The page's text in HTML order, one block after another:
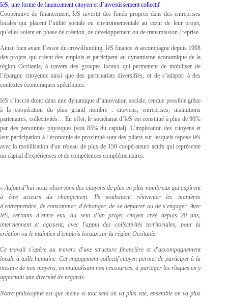
IéS, une forme de financement citoyen et d’investissement collectif
Coopérative de financement, IéS investit des fonds propres dans des entreprises
locales qui placent l’utilité sociale ou environnementale au cœur de leur projet,
qu’elles soient en phase de création, de développement ou de transmission / reprise.
Ainsi, bien avant l’essor du crowdfunding, IéS finance et accompagne depuis 1998
des projets qui créent des emplois et participent au dynamisme économique de la
région Occitanie, à travers des groupes locaux qui permettent de mobiliser de
l’épargne citoyenne ainsi que des partenariats diversifiés, et de s’adapter à des
contextes économiques spécifiques.
IéS s’inscrit donc dans une dynamique d’innovation sociale, rendue possible grâce
à la coopération du plus grand nombre : citoyens, entreprises, institutions
partenaires, collectivités… En effet, le sociétariat d’IéS est constitué à plus de 90%
par des personnes physiques (soit 85% du capital). L’implication des citoyens et
leur participation à l’économie de proximité sont des piliers sur lesquels repose IéS
avec la mobilisation d'un réseau de plus de 150 coopérateurs actifs qui représente
un capital d'expériences et de compétences complémentaires.
« Aujourd’hui nous observons des citoyens de plus en plus nombreux qui aspirent
à être acteurs du changement. Ils souhaitent réinventer les manières
d'entreprendre, de consommer, d'échanger, de se déplacer ou de s'engager. Avec
IéS, certains d’entre eux, au sein d’un projet citoyen créé depuis 20 ans,
interviennent et agissent, avec l'appui des collectivités territoriales, pour la
création ou le maintien d'emplois locaux sur la région Occitanie.
Ce travail s'opère au travers d'une structure financière et d'accompagnement
locale à taille humaine. Cet engagement collectif citoyen permet de participer à la
mesure de nos moyens, en mutualisant nos ressources, à partager les risques en y
apportant une diversité de regards.
Notre philosophie est que même si tout seul on va plus vite, ensemble on va plus